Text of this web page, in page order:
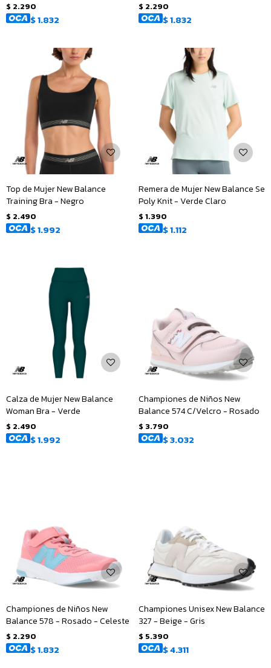
$ 2.290
$1.832
$ 2.290
$1.832
Top de Mujer New Balance
Training Bra - Negro
$ 2.490
$1.992
Remera de Mujer New Balance Se
Poly Knit - Verde Claro
$ 1.390
$1.112
Calza de Mujer New Balance
Woman Bra - Verde
$ 2.490
$1.992
Championes de Niños New
Balance 574 C/Velcro - Rosado
$ 3.790
$3.032
Championes de Niños New
Balance 578 - Rosado - Celeste
$ 2.290
$1.832
Championes Unisex New Balance
327 - Beige - Gris
$ 5.390
$4.311